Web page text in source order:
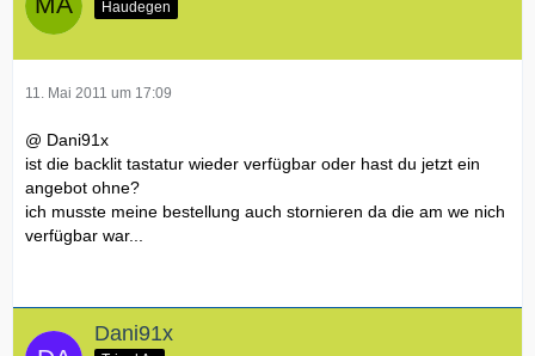
Haudegen
11. Mai 2011 um 17:09
@ Dani91x
ist die backlit tastatur wieder verfügbar oder hast du jetzt ein
angebot ohne?
ich musste meine bestellung auch stornieren da die am we nich
verfügbar war...
Dani91x